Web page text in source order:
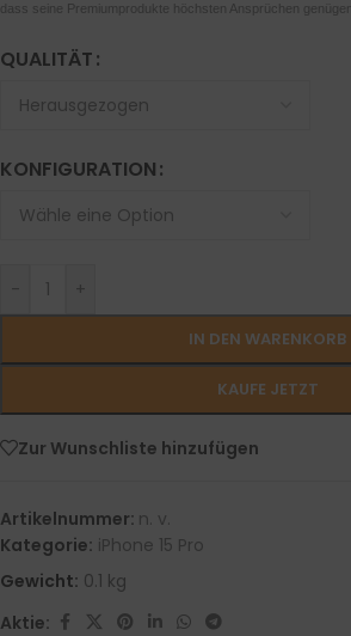
dass seine Premiumprodukte höchsten Ansprüchen genügen.
QUALITÄT
KONFIGURATION
- +
IN DEN WARENKORB
KAUFE JETZT
Zur Wunschliste hinzufügen
Artikelnummer: n. v.
Kategorie: iPhone 15 Pro
Gewicht: 0.1 kg
Aktie: